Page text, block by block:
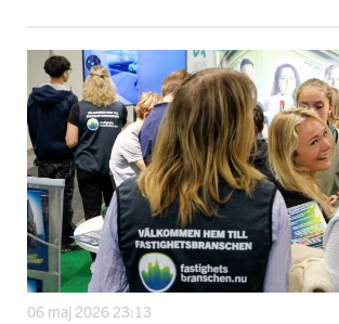
06 maj 2026 23:13